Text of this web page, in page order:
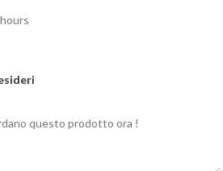
questo prodotto ora !